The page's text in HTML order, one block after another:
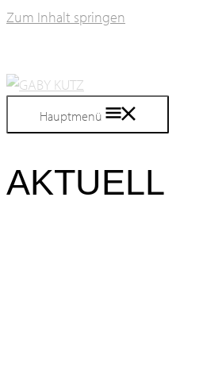
Zum Inhalt springen
Hauptmenü
AKTUELL